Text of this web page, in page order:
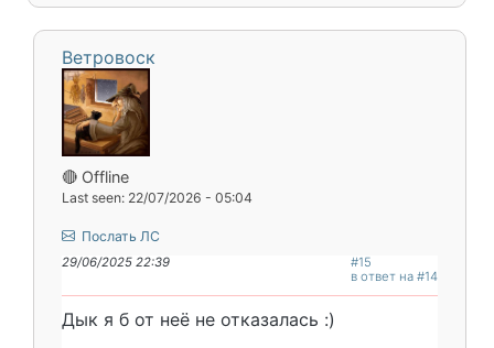
Ветровоск
🔴 Offline
Last seen: 22/07/2026 - 05:04
Послать ЛС
29/06/2025 22:39
#15
в ответ на #14
Дык я б от неë не отказалась :)